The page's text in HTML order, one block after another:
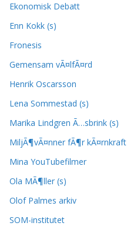
Ekonomisk Debatt
Enn Kokk (s)
Fronesis
Gemensam vÃ¤lfÃ¤rd
Henrik Oscarsson
Lena Sommestad (s)
Marika Lindgren Ã…sbrink (s)
MiljÃ¶vÃ¤nner fÃ¶r kÃ¤rnkraft
Mina YouTubefilmer
Ola MÃ¶ller (s)
Olof Palmes arkiv
SOM-institutet